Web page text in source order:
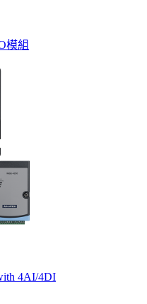
模組
4AI/4DI